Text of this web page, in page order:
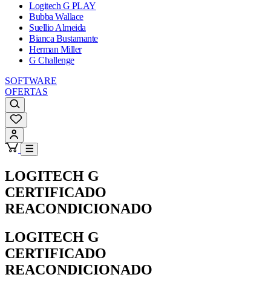
Logitech G PLAY
Bubba Wallace
Suellio Almeida
Bianca Bustamante
Herman Miller
G Challenge
SOFTWARE
OFERTAS
LOGITECH G
CERTIFICADO
REACONDICIONADO
LOGITECH G
CERTIFICADO
REACONDICIONADO